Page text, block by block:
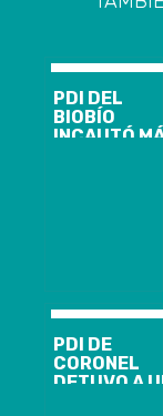
PDI DEL
BIOBÍO
INCAUTÓ
PDI DE
CORONEL
DETUVO A